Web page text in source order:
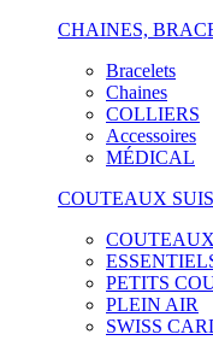
CHAINES,
Bracelets
Chaines
COLLIERS
Accessoires
MÉDICAL
COUTEAUX
PETITS
PLEIN AIR
SWISS